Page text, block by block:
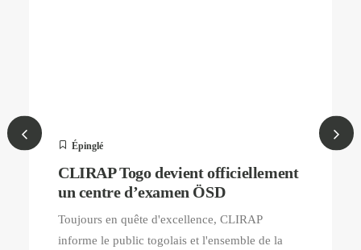
Épinglé
CLIRAP Togo devient officiellement
un centre d’examen ÖSD
Toujours en quête d'excellence, CLIRAP
informe le public togolais et l'ensemble de la